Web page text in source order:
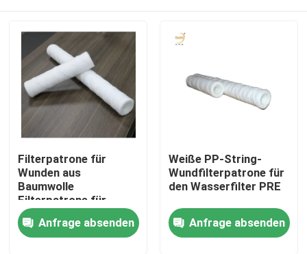
Haus
Filterpatrone für
Wunden aus
Baumwolle
Filterpatrone für
Wasserfilter
Anfrage absenden
Weiße PP-String-
Wundfilterpatrone für
den Wasserfilter PRE
Anfrage absenden